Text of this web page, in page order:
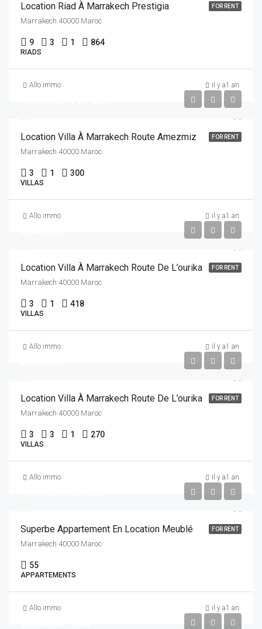
FOR RENT
Location Riad À Marrakech Prestigia
Marrakech 40000 Maroc
9 3 1 864
RIADS
Allo immo il y a1 an
FOR RENT
Location Villa À Marrakech Route Amezmiz
Marrakech 40000 Maroc
3 1 300
VILLAS
Allo immo il y a1 an
FOR RENT
Location Villa À Marrakech Route De L’ourika
Marrakech 40000 Maroc
3 1 418
VILLAS
Allo immo il y a1 an
FOR RENT
Location Villa À Marrakech Route De L’ourika
Marrakech 40000 Maroc
3 3 1 270
VILLAS
Allo immo il y a1 an
FOR RENT
Superbe Appartement En Location Meublé
Marrakech 40000 Maroc
55
APPARTEMENTS
Allo immo il y a1 an